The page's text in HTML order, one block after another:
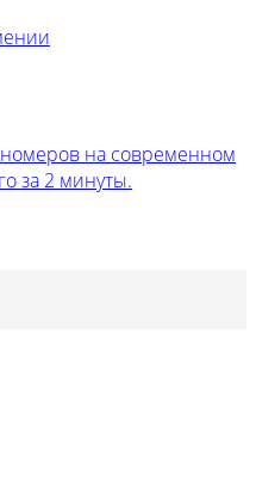
на современном
за 2 минуты.